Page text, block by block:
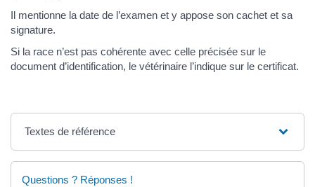
Il mentionne la date de l’examen et y appose son cachet et sa
signature.
Si la race n’est pas cohérente avec celle précisée sur le
document d’identification, le vétérinaire l’indique sur le certificat.
Textes de référence
Questions ? Réponses !